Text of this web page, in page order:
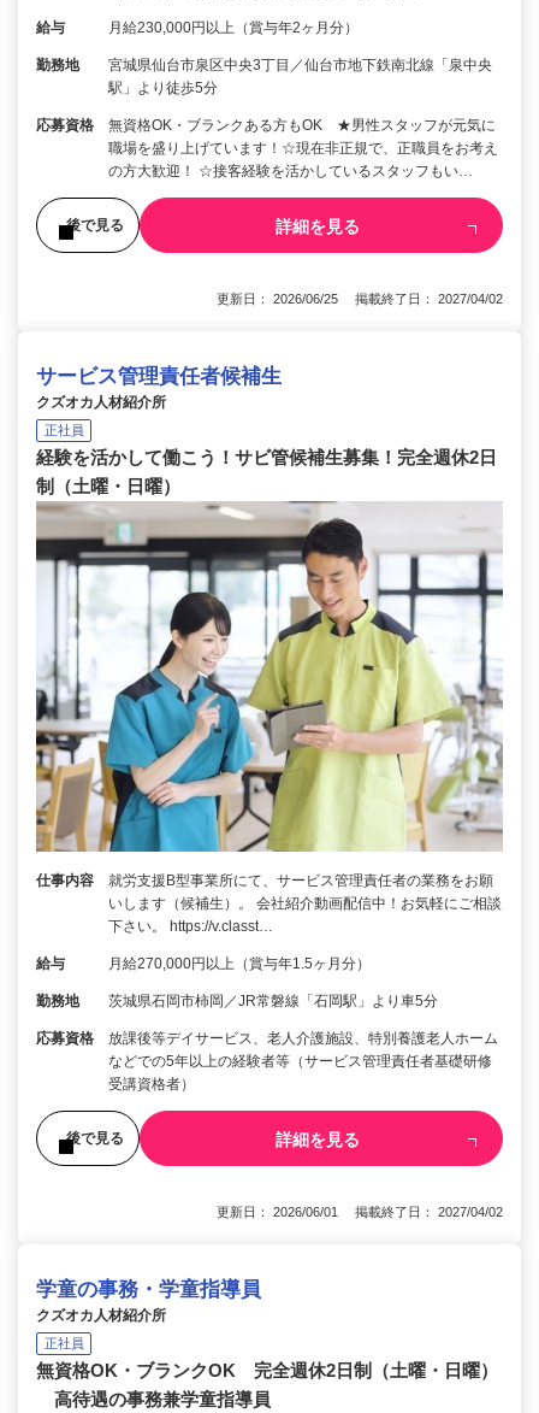
給与 月給230,000円以上（賞与年2ヶ月分）
勤務地
宮城県仙台市泉区中央3丁目／仙台市地下鉄南北線「泉中央
駅」より徒歩5分
応募資格
無資格OK・ブランクある方もOK ★男性スタッフが元気に
職場を盛り上げています！☆現在非正規で、正職員をお考え
の方大歓迎！ ☆接客経験を活かしているスタッフもい…
後で見る 詳細を見る
更新日： 2026/06/25 掲載終了日： 2027/04/02
サービス管理責任者候補生
クズオカ人材紹介所
正社員
経験を活かして働こう！サビ管候補生募集！完全週休2日
制（土曜・日曜）
仕事内容
就労支援B型事業所にて、サービス管理責任者の業務をお願
いします（候補生）。 会社紹介動画配信中！お気軽にご相談
下さい。 https://v.classt…
給与 月給270,000円以上（賞与年1.5ヶ月分）
勤務地 茨城県石岡市柿岡／JR常磐線「石岡駅」より車5分
応募資格
放課後等デイサービス、老人介護施設、特別養護老人ホーム
などでの5年以上の経験者等（サービス管理責任者基礎研修
受講資格者）
後で見る 詳細を見る
更新日： 2026/06/01 掲載終了日： 2027/04/02
学童の事務・学童指導員
クズオカ人材紹介所
正社員
無資格OK・ブランクOK 完全週休2日制（土曜・日曜）
高待遇の事務兼学童指導員